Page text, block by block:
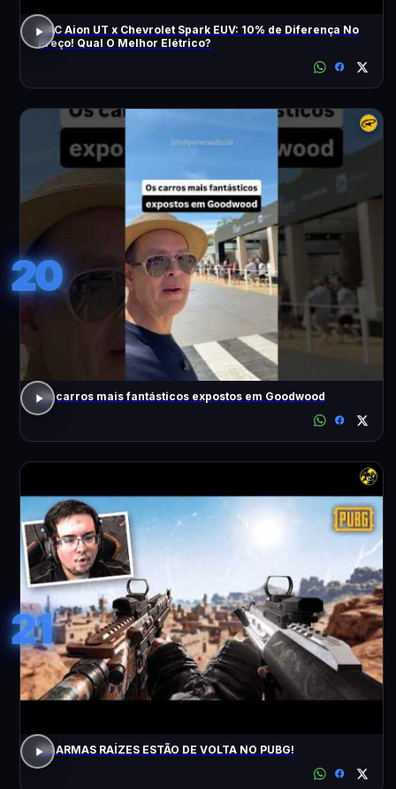
GAC Aion UT x Chevrolet Spark EUV: 10% de Diferença No
Preço! Qual O Melhor Elétrico?
20
Os carros mais fantásticos expostos em Goodwood
21
AS ARMAS RAÍZES ESTÃO DE VOLTA NO PUBG!